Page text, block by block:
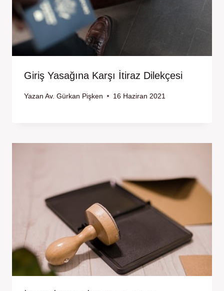
Giriş Yasağına Karşı İtiraz Dilekçesi
Yazan Av. Gürkan Pişken 16 Haziran 2021